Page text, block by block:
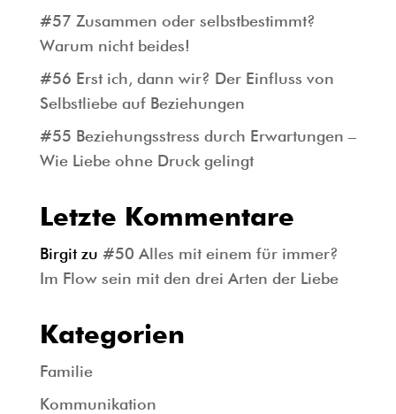
#57 Zusammen oder selbstbestimmt?
Warum nicht beides!
#56 Erst ich, dann wir? Der Einfluss von
Selbstliebe auf Beziehungen
#55 Beziehungsstress durch Erwartungen –
Wie Liebe ohne Druck gelingt
Letzte Kommentare
Birgitzu #50 Alles mit einem für immer?
Im Flow sein mit den drei Arten der Liebe
Kategorien
Familie
Kommunikation